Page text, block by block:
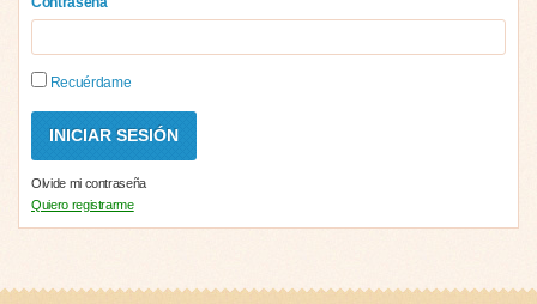
Recuérdame
Olvide mi contraseña
Quiero registrarme